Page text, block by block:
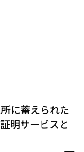
に蓄えられた
明サービスと